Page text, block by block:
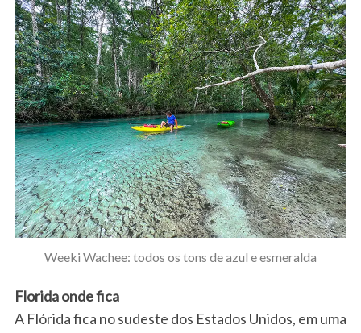
Weeki Wachee: todos os tons de azul e esmeralda
Florida onde fica
A Flórida fica no sudeste dos Estados Unidos, em uma